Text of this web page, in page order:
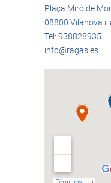
Plaça Miró de
08800 Vilanova i
Tel: 938828935
info@ragas.es